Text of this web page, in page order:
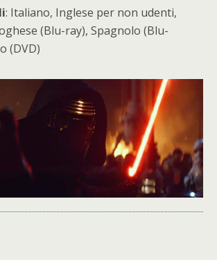
: Italiano, Inglese per non udenti,
(Blu-ray), Spagnolo (Blu-
(DVD)